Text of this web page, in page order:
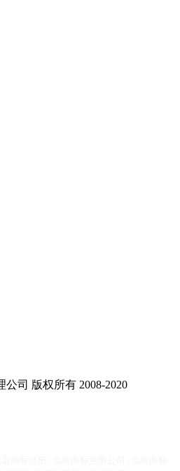
司 版权所有 2008-2020